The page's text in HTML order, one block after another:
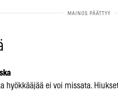
hyökkääjää ei voi missata.